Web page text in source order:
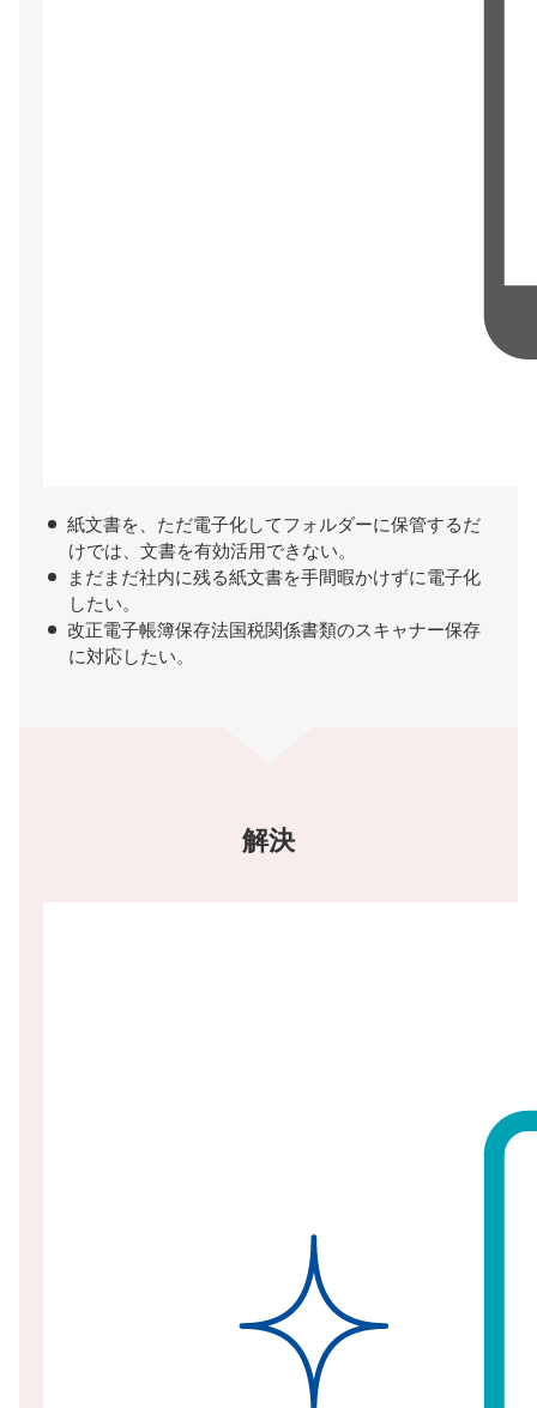
紙文書を、ただ電子化してフォルダーに保管するだ
けでは、文書を有効活用できない。
まだまだ社内に残る紙文書を手間暇かけずに電子化
したい。
改正電子帳簿保存法国税関係書類のスキャナー保存
に対応したい。
解決